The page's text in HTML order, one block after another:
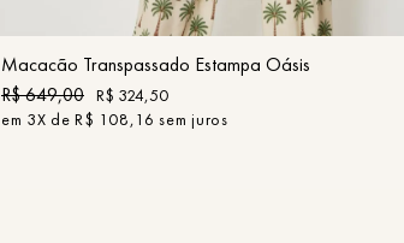
COMPRAR
Macacão Transpassado Estampa Oásis
R$649,00 R$ 324,50
em 3X deR$ 108,16 sem juros